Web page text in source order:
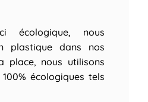
écologique, nous
plastique dans nos
place, nous utilisons
écologiques tels